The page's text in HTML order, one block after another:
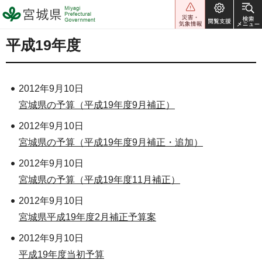
宮城県 Miyagi Prefectural
Government
平成19年度
2012年9月10日
宮城県の予算（平成19年度9月補正）
2012年9月10日
宮城県の予算（平成19年度9月補正・追加）
2012年9月10日
宮城県の予算（平成19年度11月補正）
2012年9月10日
宮城県平成19年度2月補正予算案
2012年9月10日
平成19年度当初予算